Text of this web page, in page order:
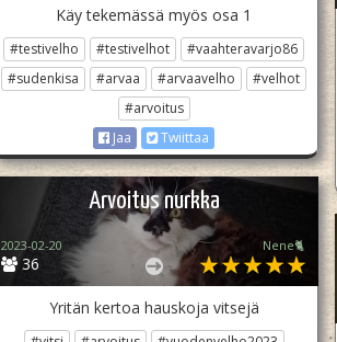
Käy tekemässä myös osa 1
#testivelho #testivelhot
#vaahteravarjo86
#sudenkisa
#arvaa #arvaavelho
#velhot
#arvoitus
Jaa
Twiittaa
Arvoitus nurkka
36
2023-02-20 Nene🐈
Yritän kertoa hauskoja vitsejä